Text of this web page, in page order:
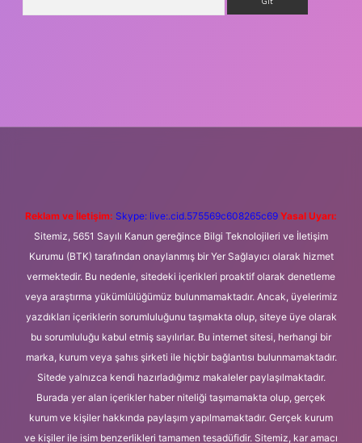
Reklam ve İletişim: Skype: live:.cid.575569c608265c69 Yasal Uyarı:
Sitemiz, 5651 Sayılı Kanun gereğince Bilgi Teknolojileri ve İletişim
Kurumu (BTK) tarafından onaylanmış bir Yer Sağlayıcı olarak hizmet
vermektedir. Bu nedenle, sitedeki içerikleri proaktif olarak denetleme
veya araştırma yükümlülüğümüz bulunmamaktadır. Ancak, üyelerimiz
yazdıkları içeriklerin sorumluluğunu taşımakta olup, siteye üye olarak
bu sorumluluğu kabul etmiş sayılırlar. Bu internet sitesi, herhangi bir
marka, kurum veya şahıs şirketi ile hiçbir bağlantısı bulunmamaktadır.
Sitede yalnızca kendi hazırladığımız makaleler paylaşılmaktadır.
Burada yer alan içerikler haber niteliği taşımamakta olup, gerçek
kurum ve kişiler hakkında paylaşım yapılmamaktadır. Gerçek kurum
ve kişiler ile isim benzerlikleri tamamen tesadüfidir. Sitemiz, kar amacı